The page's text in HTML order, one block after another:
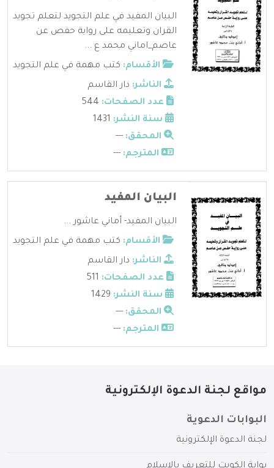
البيان المفيد في علم التجويد لتعلم تجويد
القران وتعليمه على رواية حفص عن
عاصم_اماني محمد ع ...
الأقسام: كتب مهمة في علم التجويد
الناشر: دار القاسم
عدد الصفحات:
سنة النشر:
المحقق: ---
المترجم: ---
البيان المفيد
البيان المفيد- أماني عاشور ...
الأقسام: كتب مهمة في علم التجويد
الناشر: دار القاسم
عدد الصفحات:
سنة النشر:
المحقق: ---
المترجم: ---
مواقع لجنة الدعوة الإلكترونية
البوابات الدعوية
لجنة الدعوة الإلكترونية